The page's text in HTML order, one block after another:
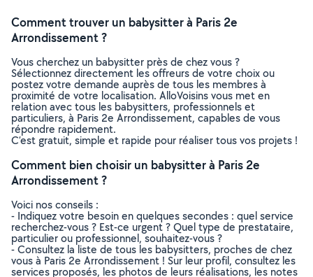
Comment trouver un babysitter à Paris 2e
Arrondissement ?
Vous cherchez un babysitter près de chez vous ?
Sélectionnez directement les offreurs de votre choix ou
postez votre demande auprès de tous les membres à
proximité de votre localisation. AlloVoisins vous met en
relation avec tous les babysitters, professionnels et
particuliers, à Paris 2e Arrondissement, capables de vous
répondre rapidement.
C’est gratuit, simple et rapide pour réaliser tous vos projets !
Comment bien choisir un babysitter à Paris 2e
Arrondissement ?
Voici nos conseils :
- Indiquez votre besoin en quelques secondes : quel service
recherchez-vous ? Est-ce urgent ? Quel type de prestataire,
particulier ou professionnel, souhaitez-vous ?
- Consultez la liste de tous les babysitters, proches de chez
vous à Paris 2e Arrondissement ! Sur leur profil, consultez les
services proposés, les photos de leurs réalisations, les notes